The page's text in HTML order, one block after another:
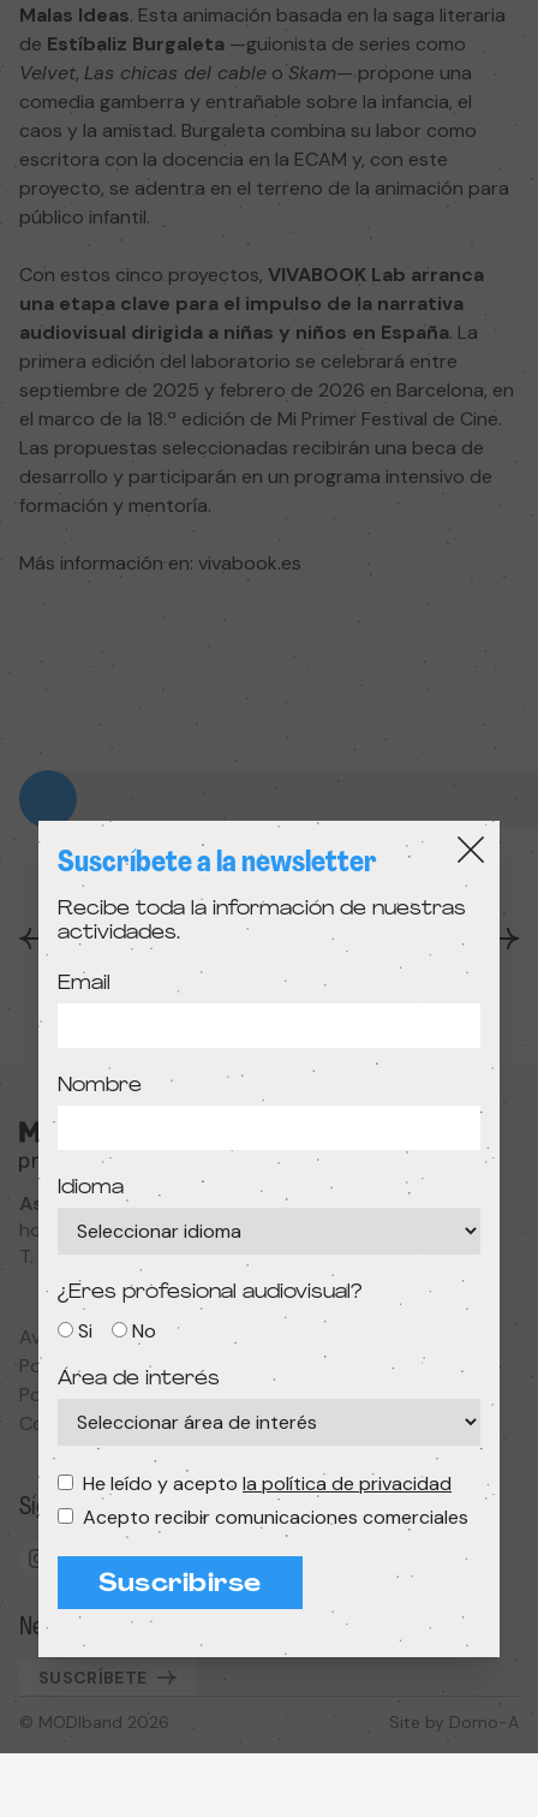
Malas Ideas. Esta animación basada en la saga literaria
de Estíbaliz Burgaleta —guionista de series como
Velvet, Las chicas del cable oSkam— propone una
comedia gamberra y entrañable sobre la infancia, el
caos y la amistad. Burgaleta combina su labor como
escritora con la docencia en la ECAM y, con este
proyecto, se adentra en el terreno de la animación para
público infantil.
Con estos cinco proyectos, VIVABOOK Lab arranca
una etapa clave para el impulso de la narrativa
audiovisual dirigida a niñas y niños en España. La
primera edición del laboratorio se celebrará entre
septiembre de 2025 y febrero de 2026 en Barcelona, en
el marco de la 18.ª edición de Mi Primer Festival de Cine.
Las propuestas seleccionadas recibirán una beca de
desarrollo y participarán en un programa intensivo de
formación y mentoría.
Más información en: vivabook.es
Anterior
Associació Cultural MODIband
hola@primerfestivaldecine.com
T. 933 023 553
Aviso legal
Política de privacidad
Política de cookies
Condiciones de contratación
Síguenos
Newsletter
SUSCRÍBETE
© MODIband 2026 Site by Domo-A
Suscríbete a la newsletter
Recibe toda la información de nuestras
actividades.
Email
Nombre
Idioma
¿Eres profesional audiovisual?
Si No
Área de interés
He leído y acepto la política de privacidad
Acepto recibir comunicaciones comerciales
Suscribirse